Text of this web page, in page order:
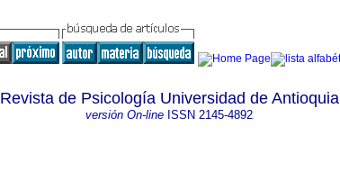
Revista de Psicología Universidad de Antioquia
versión On-line ISSN 2145-4892